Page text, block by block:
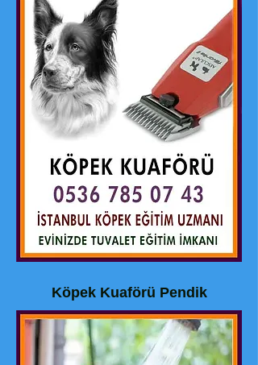
Köpek Kuaförü Pendik